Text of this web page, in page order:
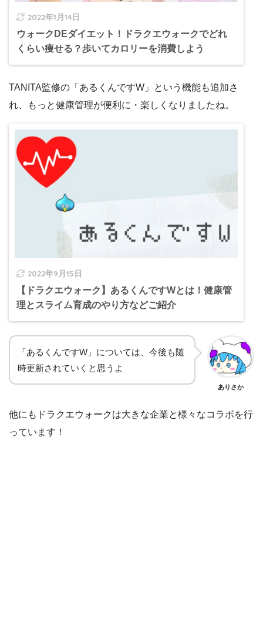
2022年1月14日
ウォークDEダイエット！ドラクエウォークでどれ
くらい痩せる？歩いてカロリーを消費しよう
TANITA監修の「あるくんですW」という機能も追加さ
れ、もっと健康管理が便利に・楽しくなりましたね。
2022年9月15日
【ドラクエウォーク】あるくんですWとは！健康管
理とスライム育成のやり方などご紹介
「あるくんですW」については、今後も随
時更新されていくと思うよ
ありさか
他にもドラクエウォークは大きな企業と様々なコラボを行
っています！